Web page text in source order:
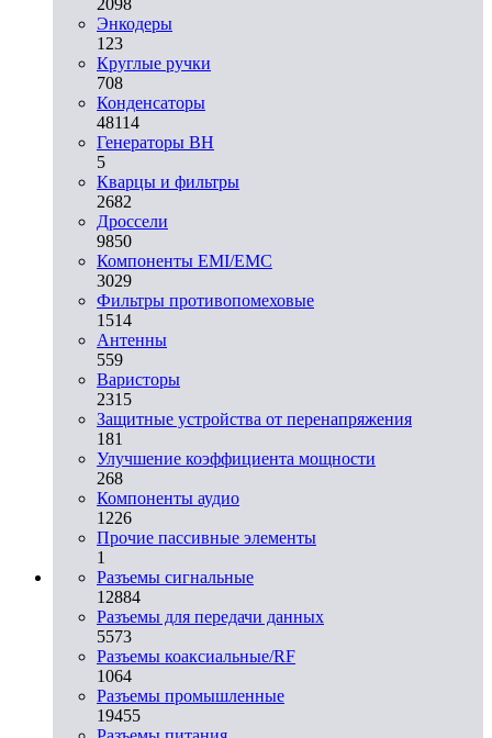
Энкодеры
123
Круглые ручки
708
Конденсаторы
48114
Генераторы ВН
5
Кварцы и фильтры
2682
Дроссели
9850
Компоненты EMI/EMC
3029
Фильтры противопомеховые
1514
Антенны
559
Варисторы
2315
Защитные устройства от перенапряжения
181
Улучшение коэффициента мощности
268
Компоненты аудио
1226
Прочие пассивные элементы
1
Разъeмы сигнальные
12884
Разъeмы для передачи данных
5573
Разъeмы коаксиальные/RF
1064
Разъeмы промышленные
19455